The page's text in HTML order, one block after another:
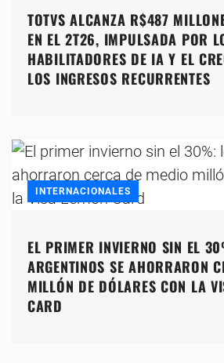
TOTVS ALCANZA R$487
EN EL 2T26, IMPULSADA POR
HABILITADORES DE IA Y EL
LOS INGRESOS RECURRENTES
INTERNACIONALES
EL PRIMER INVIERNO SIN EL
ARGENTINOS SE AHORRARON
MILLÓN DE DÓLARES CON LA
CARD